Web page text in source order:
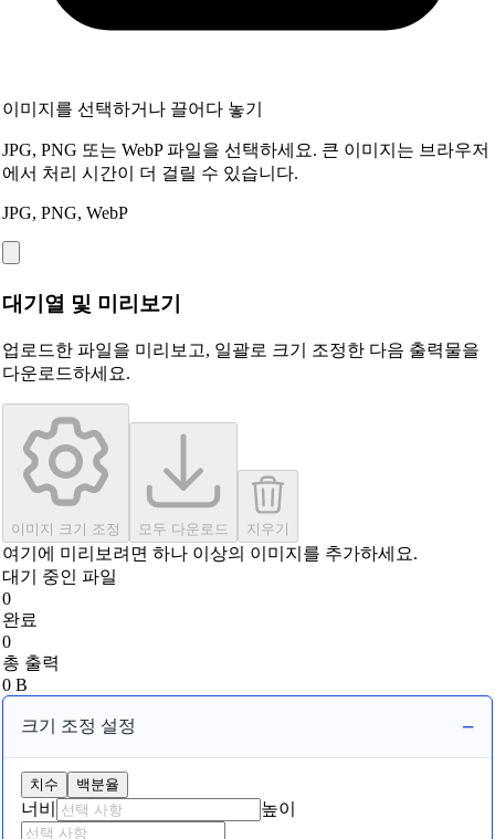
이미지를 선택하거나 끌어다 놓기
JPG, PNG 또는 WebP 파일을 선택하세요. 큰 이미지는 브라우저
에서 처리 시간이 더 걸릴 수 있습니다.
JPG, PNG, WebP
대기열 및 미리보기
업로드한 파일을 미리보고, 일괄로 크기 조정한 다음 출력물을
다운로드하세요.
이미지 크기 조정 모두 다운로드 지우기
여기에 미리보려면 하나 이상의 이미지를 추가하세요.
대기 중인 파일
0
완료
0
총 출력
0 B
크기 조정 설정
치수 백분율
너비 높이